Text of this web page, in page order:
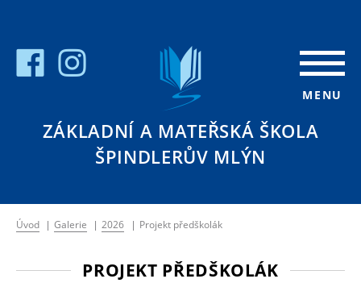
ZÁKLADNÍ A MATEŘSKÁ ŠKOLA
ŠPINDLERŮV MLÝN
MENU
Úvod | Galerie | 2026 | Projekt předškolák
PROJEKT PŘEDŠKOLÁK